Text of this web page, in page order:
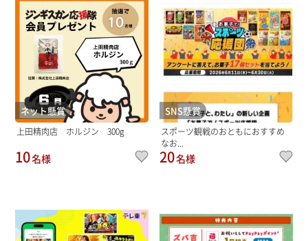
ネット懸賞
上田精肉店 ホルジン 300g
10名様
SNS懸賞
スポーツ観戦のおともにおすすめ
なお...
20名様